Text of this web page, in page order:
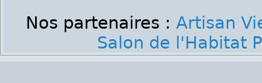
Nos partenaires : Artisan
Salon de l'Habitat